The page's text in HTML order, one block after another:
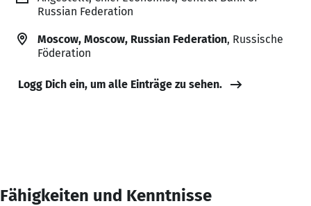
Russian Federation
Moscow, Moscow, Russian Federation, Russische
Föderation
Logg Dich ein, um alle Einträge zu sehen.
Fähigkeiten und Kenntnisse